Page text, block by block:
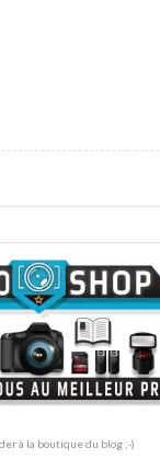
à la boutique du blog ;-)